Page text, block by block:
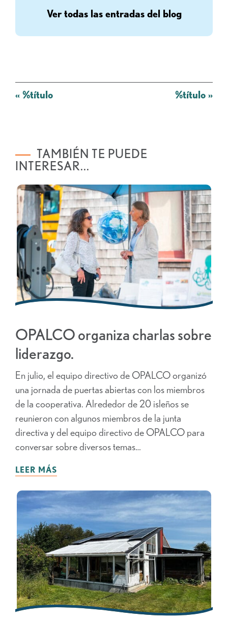
Ver todas las entradas del blog
Mensaje
« %título %título »
TAMBIÉN TE PUEDE
INTERESAR...
OPALCO organiza charlas sobre
liderazgo.
En julio, el equipo directivo de OPALCO organizó
una jornada de puertas abiertas con los miembros
de la cooperativa. Alrededor de 20 isleños se
reunieron con algunos miembros de la junta
directiva y del equipo directivo de OPALCO para
conversar sobre diversos temas…
LEER MÁS